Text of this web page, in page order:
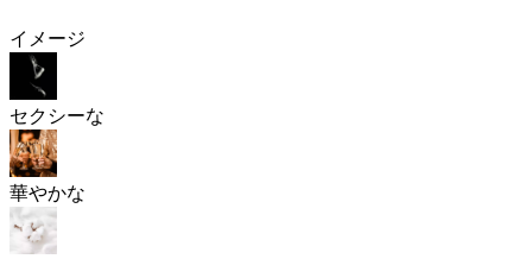
イメージ
セクシーな
華やかな